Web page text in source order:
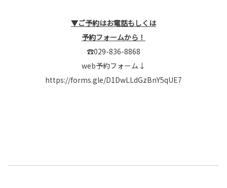
▼ご予約はお電話もしくは
予約フォームから！
☎029-836-8868
web予約フォーム↓
https://forms.gle/D1DwLLdGzBnY5qUE7